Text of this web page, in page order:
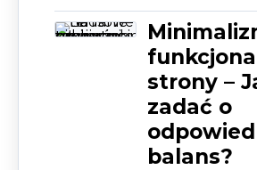
strony –
zadać o
balans?